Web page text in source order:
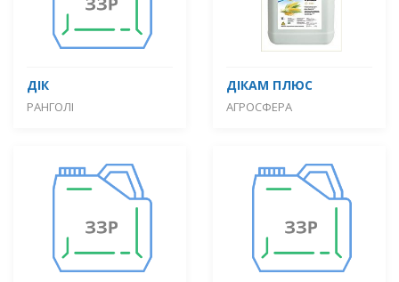
ДІК
РАНГОЛІ
ДІКАМ ПЛЮС
АГРОСФЕРА